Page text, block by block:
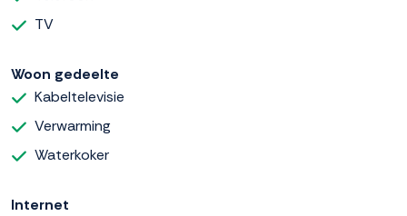
TV
Woon gedeelte
Kabeltelevisie
Verwarming
Waterkoker
Internet